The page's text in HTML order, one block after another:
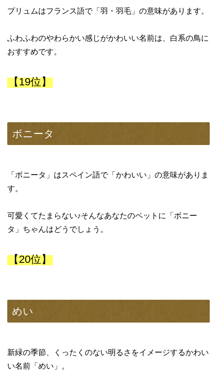
プリュムはフランス語で「羽・羽毛」の意味があります。
ふわふわのやわらかい感じがかわいい名前は、白系の鳥に
おすすめです。
【19位】
ボニータ
「ボニータ」はスペイン語で「かわいい」の意味がありま
す。
可愛くてたまらない♪そんなあなたのペットに「ボニー
タ」ちゃんはどうでしょう。
【20位】
めい
新緑の季節、くったくのない明るさをイメージするかわい
い名前「めい」。